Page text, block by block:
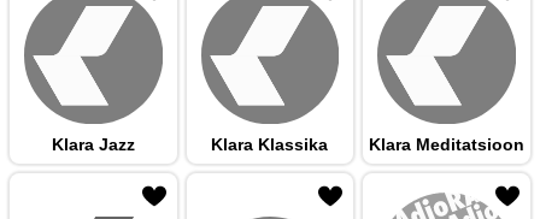
Klara Jazz Klara Klassika Klara Meditatsioon